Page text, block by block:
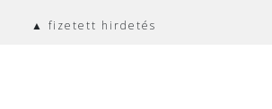
▲ fizetett hirdetés